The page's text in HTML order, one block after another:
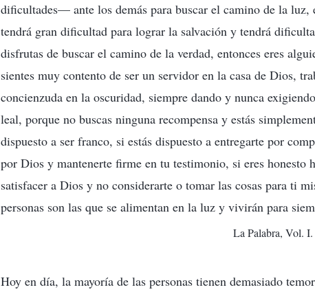
dificultades— ante los demás para buscar el camino de la luz,
tendrá gran dificultad para lograr la salvación y tendrá
disfrutas de buscar el camino de la verdad, entonces eres
sientes muy contento de ser un servidor en la casa de Dios,
concienzuda en la oscuridad, siempre dando y nunca
leal, porque no buscas ninguna recompensa y estás
dispuesto a ser franco, si estás dispuesto a entregarte por
por Dios y mantenerte firme en tu testimonio, si eres honesto
satisfacer a Dios y no considerarte o tomar las cosas para ti
personas son las que se alimentan en la luz y vivirán para
La Palabra, Vol.
Hoy en día, la mayoría de las personas tienen demasiado